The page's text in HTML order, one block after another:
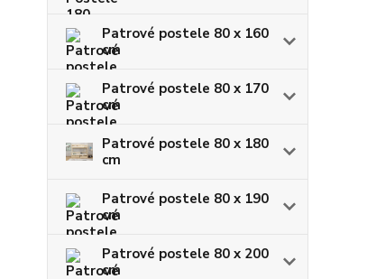
Patrové postele 80 x 160
cm
Patrové postele 80 x 170
cm
Patrové postele 80 x 180
cm
Patrové postele 80 x 190
cm
Patrové postele 80 x 200
cm